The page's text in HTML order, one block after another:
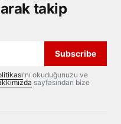
takip
Subscribe
'nı okuduğunuzu ve
sayfasından bize